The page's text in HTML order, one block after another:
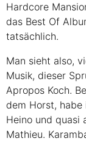
Hardcore
das Best Of
tatsächlich.
Man sieht also,
Musik, dieser
Apropos Koch.
dem Horst,
Heino und quasi
Mathieu.